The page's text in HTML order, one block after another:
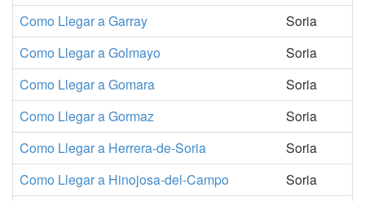
Como Llegar a Garray
Soria
Como Llegar a Golmayo
Soria
Como Llegar a Gomara
Soria
Como Llegar a Gormaz
Soria
Como Llegar a Herrera-de-Soria
Soria
Como Llegar a Hinojosa-del-Campo
Soria